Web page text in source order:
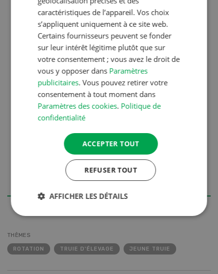
rythme d’une semaine
rythme de deux semaines
rythme de quatre semaines
Bien que mathématiquement adéquat, un
rythme de huit semaines n’est cependant pas
recommandé dans la pratique. Si la gestation
de certaines truies se prolonge, la durée
d’allaitement exigée n’est pas atteinte. De plus,
les groupes sont trop espacés les uns des
autres pour que l’on puisse intégrer facilement
les truies qui reviennent en chaleur.
THÈMES
ROTATION TRUIE D'ÉLEVAGE JEUNE TRUIE
caractéristiques de l’appareil. Vos choix
s’appliquent uniquement à ce site web.
Certains fournisseurs peuvent se fonder
sur leur intérêt légitime plutôt que sur
votre consentement ; vous avez le droit de
vous y opposer dans Paramètres
publicitaires. Vous pouvez retirer votre
consentement à tout moment dans
Paramètres des cookies. Politique de
confidentialité
ACCEPTER TOUT
REFUSER TOUT
AFFICHER LES DÉTAILS